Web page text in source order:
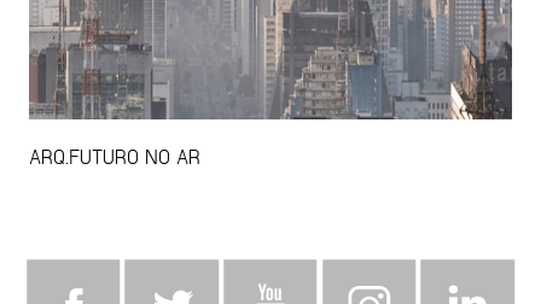
ARQ.FUTURO NO AR